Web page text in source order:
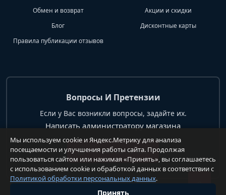
Обмен и возврат
Акции и скидки
Блог
Дисконтные карты
Правила публикации отзывов
Вопросы И Претензии
Если у Вас возникли вопросы, задайте их.
Написать администратору магазина
+7 904 62 99 428
Мы используем cookie и Яндекс.Метрику для анализа
посещаемости и улучшения работы сайта. Продолжая
пользоваться сайтом или нажимая «Принять», вы соглашаетесь
с использованием cookie и обработкой данных в соответствии с
Политикой обработки персональных данных.
Принять